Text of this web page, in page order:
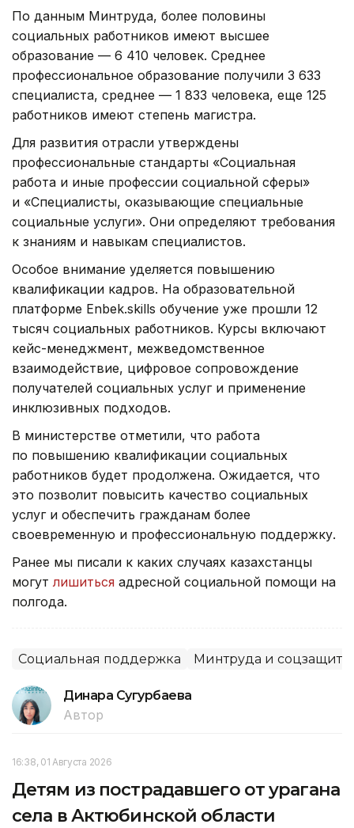
По данным Минтруда, более половины
социальных работников имеют высшее
образование — 6 410 человек. Среднее
профессиональное образование получили 3 633
специалиста, среднее — 1 833 человека, еще 125
работников имеют степень магистра.
Для развития отрасли утверждены
профессиональные стандарты «Социальная
работа и иные профессии социальной сферы»
и «Специалисты, оказывающие специальные
социальные услуги». Они определяют требования
к знаниям и навыкам специалистов.
Особое внимание уделяется повышению
квалификации кадров. На образовательной
платформе Enbek.skills обучение уже прошли 12
тысяч социальных работников. Курсы включают
кейс-менеджмент, межведомственное
взаимодействие, цифровое сопровождение
получателей социальных услуг и применение
инклюзивных подходов.
В министерстве отметили, что работа
по повышению квалификации социальных
работников будет продолжена. Ожидается, что
это позволит повысить качество социальных
услуг и обеспечить гражданам более
своевременную и профессиональную поддержку.
Ранее мы писали к каких случаях казахстанцы
могутлишиться адресной социальной помощи на
полгода.
Социальная поддержка Минтруда и
Динара Сугурбаева
Автор
16:38, 01 Августа 2026
Детям из пострадавшего от урагана
села в Актюбинской области